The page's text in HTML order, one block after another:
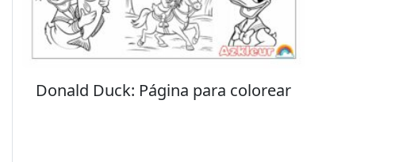
Stitch: Página para colorear